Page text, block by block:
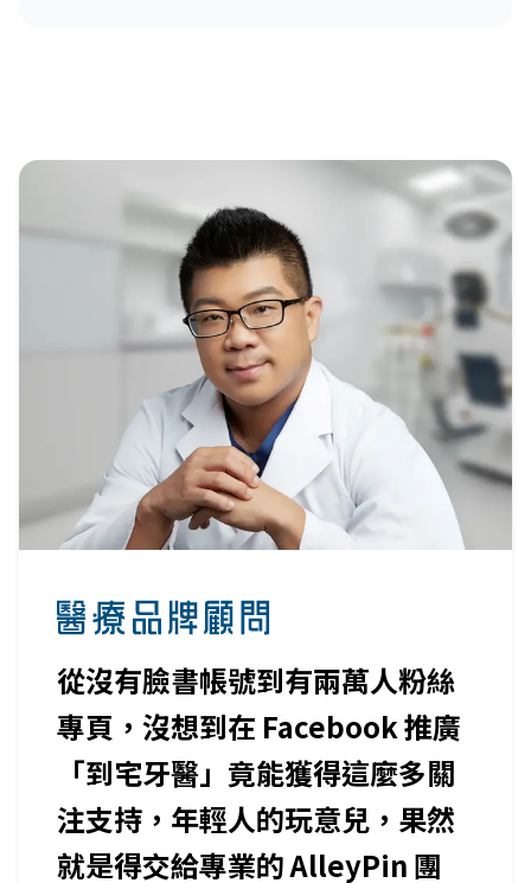
從沒有臉書帳號到有兩萬人粉絲
專頁，沒想到在 Facebook 推廣
「到宅牙醫」竟能獲得這麼多關
注支持，年輕人的玩意兒，果然
就是得交給專業的 AlleyPin 團